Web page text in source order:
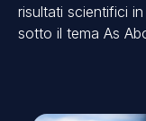
risultati scientifici
sotto il tema As